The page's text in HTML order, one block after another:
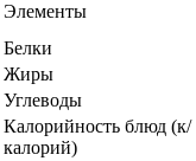
Элементы
Белки
Жиры
Углеводы
Калорийность блюд (к/
калорий)